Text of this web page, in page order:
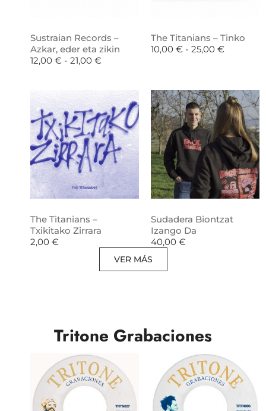
Sustraian Records –
Azkar, eder eta zikin
12,00 € - 21,00 €
The Titanians – Tinko
10,00 € - 25,00 €
The Titanians –
Txikitako Zirrara
2,00 €
Sudadera Biontzat
Izango Da
40,00 €
VER MÁS
Tritone Grabaciones